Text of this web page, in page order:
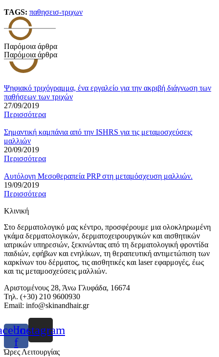
TAGS: παθησεισ-τριχων
Παρόμοια άρθρα
Παρόμοια άρθρα
Ψηφιακό τριχόγραμμα, ένα εργαλείο για την ακριβή διάγνωση των
παθήσεων των τριχών
27/09/2019
Περισσότερα
Σημαντική καμπάνια από την ISHRS για τις μεταμοσχεύσεις
μαλλιών
20/09/2019
Περισσότερα
Αυτόλογη Μεσοθεραπεία PRP στη μεταμόσχευση μαλλιών.
19/09/2019
Περισσότερα
Κλινική
Στο δερματολογικό μας κέντρο, προσφέρουμε μια ολοκληρωμένη
γκάμα δερματολογικών, δερματοχειρουργικών και αισθητικών
ιατρικών υπηρεσιών, ξεκινώντας από τη δερματολογική φροντίδα
παιδιών, εφήβων και ενηλίκων, τη θεραπευτική αντιμετώπιση των
καρκίνων του δέρματος, τις αισθητικές και laser εφαρμογές, έως
και τις μεταμοσχεύσεις μαλλιών.
Αριστομένους 28, Άνω Γλυφάδα, 16674
Τηλ. (+30) 210 9600930
Email: info@skinandhair.gr
f
Instagram
Ώρες Λειτουργίας